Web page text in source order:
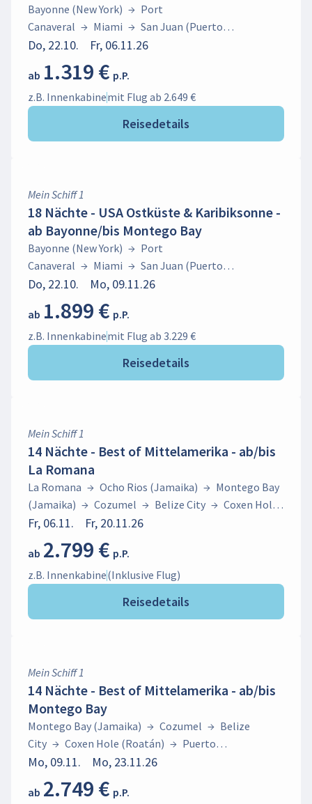
Bayonne (New York) → Port
Canaveral → Miami → San Juan (Puerto
Rico) → Charlotte Amalie (St.
Thomas)
Basseterre (St. Kitts)
Maarten) → Road Town (Tortola)
Romana
Do, 22.10. Fr, 06.11.26
ab 1.319 € p.P.
z.B. Innenkabinemit Flug ab 2.649 €
Reisedetails
Mein Schiff 1
18 Nächte - USA Ostküste & Karibiksonne -
ab Bayonne/bis Montego Bay
Bayonne (New York) → Port
Canaveral → Miami → San Juan (Puerto
Rico) → Charlotte Amalie (St.
Thomas) → Basseterre (St. Kitts)
Maarten) → Road Town (Tortola)
Romana → Ocho Rios (Jamaika) →
(Jamaika)
Do, 22.10. Mo, 09.11.26
ab 1.899 € p.P.
z.B. Innenkabinemit Flug ab 3.229 €
Reisedetails
Mein Schiff 1
14 Nächte - Best of Mittelamerika - ab/bis
La Romana
La Romana → Ocho Rios (Jamaika) → Montego Bay
(Jamaika) → Cozumel → Belize City → Coxen Hole
(Roatán)
Puerto
Limón
Colón
Fr, 06.11. Fr, 20.11.26
ab 2.799 € p.P.
z.B. Innenkabine(Inklusive Flug)
Reisedetails
Mein Schiff 1
14 Nächte - Best of Mittelamerika - ab/bis
Montego Bay
Montego Bay (Jamaika) → Cozumel → Belize
City → Coxen Hole (Roatán) → Puerto
Limón → Colón → Cartagena
Romana
Ocho Rios (Jamaika)
(Jamaika)
Mo, 09.11. Mo, 23.11.26
ab 2.749 € p.P.